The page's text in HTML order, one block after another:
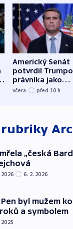
Americký Senát
potvrdil
právníka jako
ministra
včera před 10 h
„česká
2026 6. 2. 2026
Pen byl mužem
a symbolem
2025